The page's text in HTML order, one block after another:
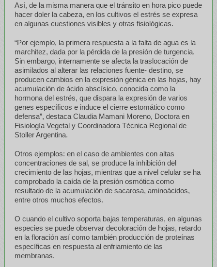
Así, de la misma manera que el tránsito en hora pico puede
hacer doler la cabeza, en los cultivos el estrés se expresa
en algunas cuestiones visibles y otras fisiológicas.
“Por ejemplo, la primera respuesta a la falta de agua es la
marchitez, dada por la pérdida de la presión de turgencia.
Sin embargo, internamente se afecta la traslocación de
asimilados al alterar las relaciones fuente- destino, se
producen cambios en la expresión génica en las hojas, hay
acumulación de ácido abscísico, conocida como la
hormona del estrés, que dispara la expresión de varios
genes específicos e induce el cierre estomático como
defensa”, destaca Claudia Mamani Moreno, Doctora en
Fisiología Vegetal y Coordinadora Técnica Regional de
Stoller Argentina.
Otros ejemplos: en el caso de ambientes con altas
concentraciones de sal, se produce la inhibición del
crecimiento de las hojas, mientras que a nivel celular se ha
comprobado la caída de la presión osmótica como
resultado de la acumulación de sacarosa, aminoácidos,
entre otros muchos efectos.
O cuando el cultivo soporta bajas temperaturas, en algunas
especies se puede observar decoloración de hojas, retardo
en la floración así como también producción de proteínas
específicas en respuesta al enfriamiento de las
membranas.